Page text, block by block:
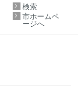
検索
市ホームペ
ージへ